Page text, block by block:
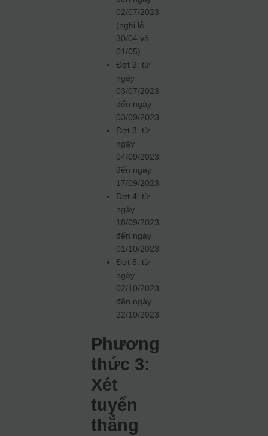
02/07/2023
(nghỉ lễ
30/04 và
01/05)
Đợt 2: từ
ngày
03/07/2023
đến ngày
03/09/2023
Đợt 3: từ
ngày
04/09/2023
đến ngày
17/09/2023
Đợt 4: từ
ngày
18/09/2023
đến ngày
01/10/2023
Đợt 5: từ
ngày
02/10/2023
đến ngày
22/10/2023
Phương
thức 3:
Xét
tuyển
thẳng